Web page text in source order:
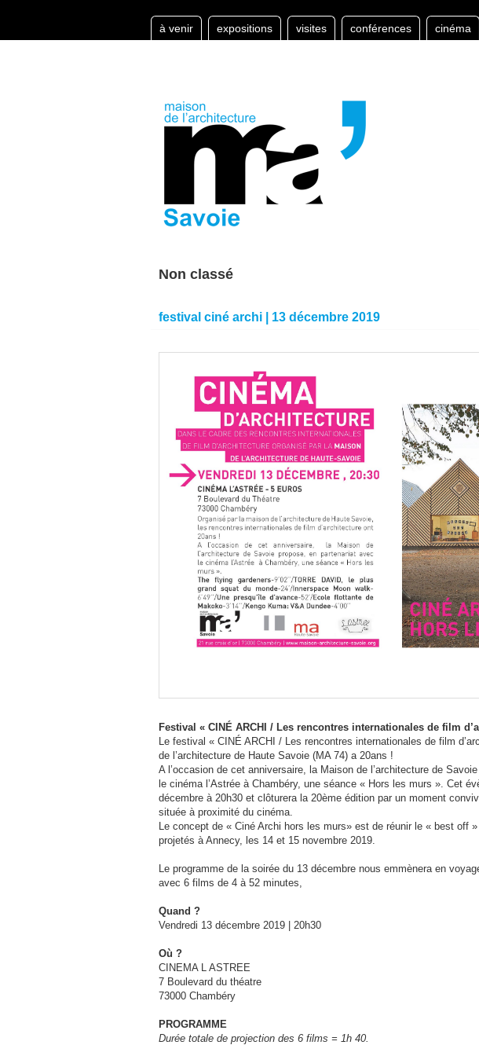
à venir expositions visites conférences cinéma
Non classé
festival ciné archi | 13 décembre 2019
Festival « CINÉ ARCHI / Les rencontres internationales de film
Le festival « CINÉ ARCHI / Les rencontres internationales de film
de l’architecture de Haute Savoie (MA 74) a 20ans !
A l’occasion de cet anniversaire, la Maison de l’architecture de
le cinéma l’Astrée à Chambéry, une séance « Hors les murs ». Cet
décembre à 20h30 et clôturera la 20ème édition par un moment
située à proximité du cinéma.
Le concept de « Ciné Archi hors les murs» est de réunir le « best off
projetés à Annecy, les 14 et 15 novembre 2019.
Le programme de la soirée du 13 décembre nous emmènera en
avec 6 films de 4 à 52 minutes,
Quand ?
Vendredi 13 décembre 2019 | 20h30
Où ?
CINEMA L ASTREE
7 Boulevard du théatre
73000 Chambéry
PROGRAMME
Durée totale de projection des 6 films = 1h 40.